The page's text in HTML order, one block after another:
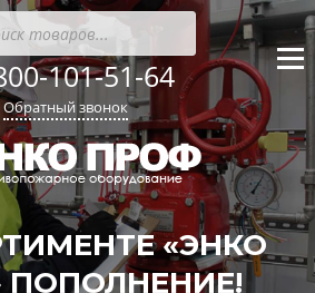
101-51-64
Обратный звонок
«ЭНКО
ПОПОЛНЕНИЕ!